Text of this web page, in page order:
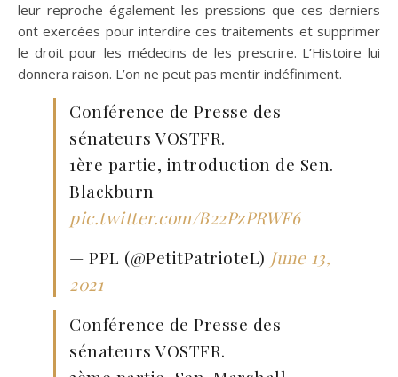
leur reproche également les pressions que ces derniers
ont exercées pour interdire ces traitements et supprimer
le droit pour les médecins de les prescrire. L’Histoire lui
donnera raison. L’on ne peut pas mentir indéfiniment.
Conférence de Presse des
sénateurs VOSTFR.
1ère partie, introduction de Sen.
Blackburn
pic.twitter.com/B22PzPRWF6
— PPL (@PetitPatrioteL) June 13,
2021
Conférence de Presse des
sénateurs VOSTFR.